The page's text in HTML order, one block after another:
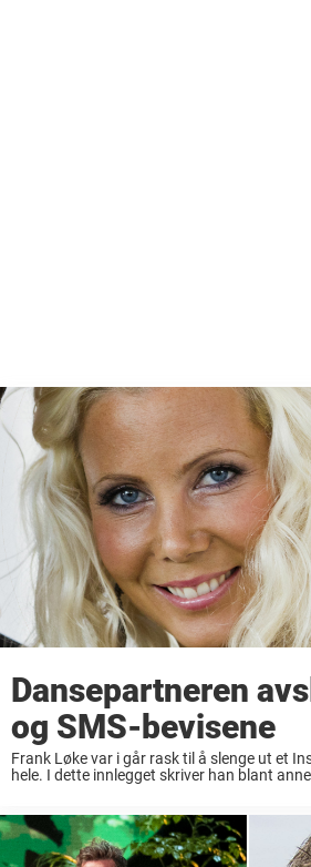
Dansepartneren
og SMS-bevisene
Frank Løke var i går rask til å slenge ut et
hele. I dette innlegget skriver han blant